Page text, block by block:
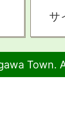
サ
Town.